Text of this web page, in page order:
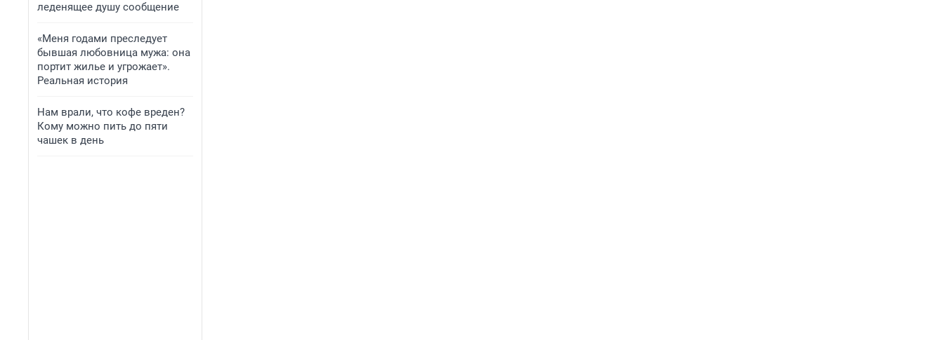
леденящее душу сообщение
«Меня годами преследует
бывшая любовница мужа: она
портит жилье и угрожает».
Реальная история
Нам врали, что кофе вреден?
Кому можно пить до пяти
чашек в день